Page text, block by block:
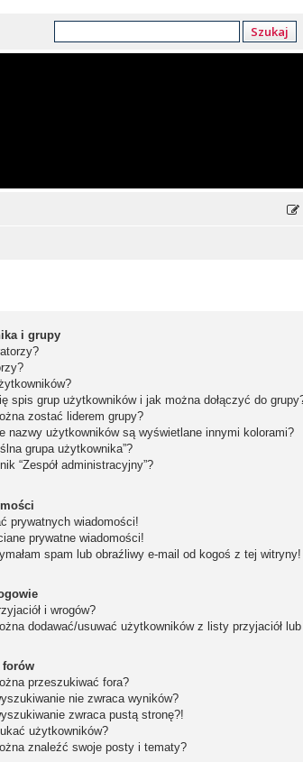
Szukaj
i grupy
spis grup użytkowników i jak można dołączyć do
zostać liderem grupy?
nazwy użytkowników są wyświetlane innymi kolorami?
grupa użytkownika”?
“Zespół administracyjny”?
prywatnych wiadomości!
prywatne wiadomości!
spam lub obraźliwy e-mail od kogoś z tej witryny!
i wrogów?
dodawać/usuwać użytkowników z listy przyjaciół lub
forów
przeszukiwać fora?
nie zwraca wyników?
zwraca pustą stronę?!
użytkowników?
znaleźć swoje posty i tematy?